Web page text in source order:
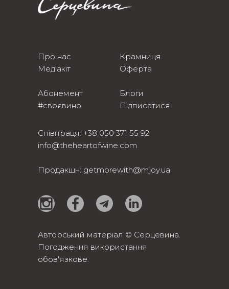
Про нас
Медіакіт
Абонемент
#своєвино
Крамниця
Оферта
Блоги
Підписатися
Співпраця: +38 050 371 55 92
info@theheartofwine.com
Продакшн: getmorewith@mjoy.ua
Авторський матеріал © Серцевина.
Погодження використання
обов'язкове.